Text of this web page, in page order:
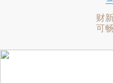
财
可